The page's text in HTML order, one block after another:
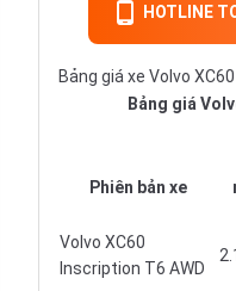
HOTLINE
Bảng giá xe Volvo
Bảng giá
Phiên bản xe
Volvo XC60
Inscription T6 AWD